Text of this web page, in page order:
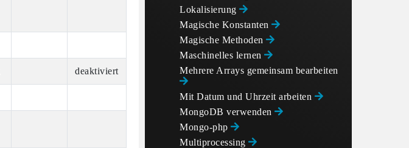
deaktiviert
Lokalisierung
Magische Konstanten
Magische Methoden
Maschinelles lernen
Mehrere Arrays gemeinsam bearbeiten
Mit Datum und Uhrzeit arbeiten
MongoDB verwenden
Mongo-php
Multiprocessing